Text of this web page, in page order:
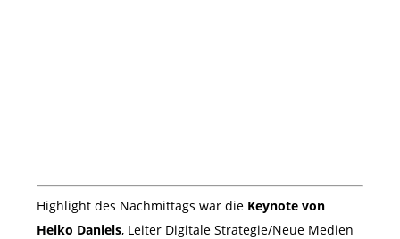
Highlight des Nachmittags war die Keynote von
Heiko Daniels, Leiter Digitale Strategie/Neue Medien